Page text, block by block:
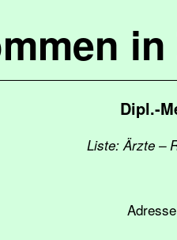
Dipl.-
Liste: Ärzte –